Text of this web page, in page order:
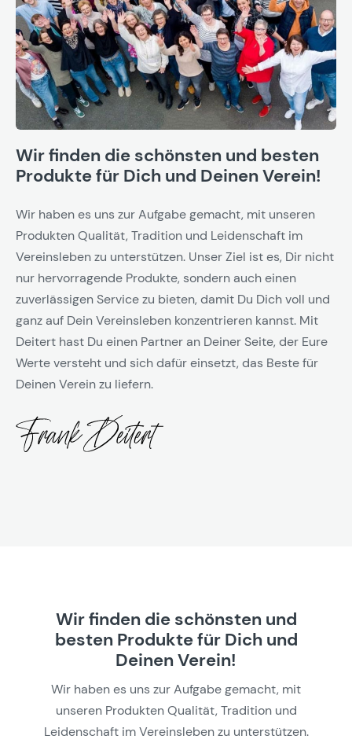
Wir finden die schönsten und besten
Produkte für Dich und Deinen Verein!
Wir haben es uns zur Aufgabe gemacht, mit unseren
Produkten Qualität, Tradition und Leidenschaft im
Vereinsleben zu unterstützen. Unser Ziel ist es, Dir nicht
nur hervorragende Produkte, sondern auch einen
zuverlässigen Service zu bieten, damit Du Dich voll und
ganz auf Dein Vereinsleben konzentrieren kannst. Mit
Deitert hast Du einen Partner an Deiner Seite, der Eure
Werte versteht und sich dafür einsetzt, das Beste für
Deinen Verein zu liefern.
Wir finden die schönsten und
besten Produkte für Dich und
Deinen Verein!
Wir haben es uns zur Aufgabe gemacht, mit
unseren Produkten Qualität, Tradition und
Leidenschaft im Vereinsleben zu unterstützen.